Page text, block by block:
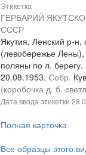
Этикетка
ГЕРБАРИЙ
СССР
Якутия, Ленский р-
(левобережье Лены),
поляны по л.
20.08.1953. Собр.
(коробочка д. б.
Дата ввода этикетки
Полная карточка
Все образцы этого